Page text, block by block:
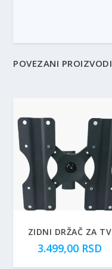
POVEZANI PROIZVODI
ZIDNI DRŽAČ ZA TV
3.499,00 RSD